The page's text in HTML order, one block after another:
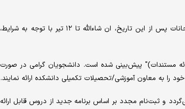
دانشگاه صنعتی شریف اعلام کرد که در خصوص زمان و نحوه برگزاری امتحانات پس از این تاریخ، ان شاءالله تا ۱۲ تیر با توجه به شرایط،
مستندات)" پیش‌بینی شده است. دانشجویان گرامی در صورت
را به معاون آموزشی/تحصیلات تکمیلی دانشکده ارائه نمایند.
دانشجویان خارج می‌گردد و ثبت‌نام مجدد بر اساس برنامه جدید از دروس قابل ارائه